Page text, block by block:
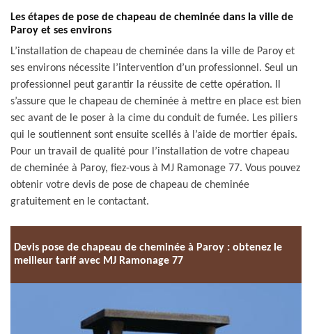
Les étapes de pose de chapeau de cheminée dans la ville de
Paroy et ses environs
L’installation de chapeau de cheminée dans la ville de Paroy et
ses environs nécessite l’intervention d’un professionnel. Seul un
professionnel peut garantir la réussite de cette opération. Il
s’assure que le chapeau de cheminée à mettre en place est bien
sec avant de le poser à la cime du conduit de fumée. Les piliers
qui le soutiennent sont ensuite scellés à l’aide de mortier épais.
Pour un travail de qualité pour l’installation de votre chapeau
de cheminée à Paroy, fiez-vous à MJ Ramonage 77. Vous pouvez
obtenir votre devis de pose de chapeau de cheminée
gratuitement en le contactant.
Devis pose de chapeau de cheminée à Paroy : obtenez le
meilleur tarif avec MJ Ramonage 77